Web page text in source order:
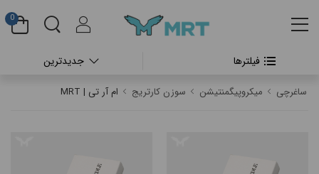
#بدون دسته بندی
0
ساغرچی میکروپیگمنتیشن سوزن کارتریج ام آر تی | MRT
فیلترها جدیدترین